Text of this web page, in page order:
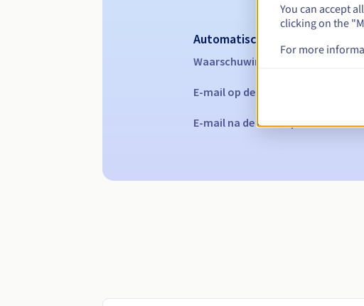
Automatische meldingen:
Waarschuwings-e-mails: 60, 30,
E-mail op de vervaldatum om de
E-mail na de Redemption Grace
You can accept
clicking on the
For more